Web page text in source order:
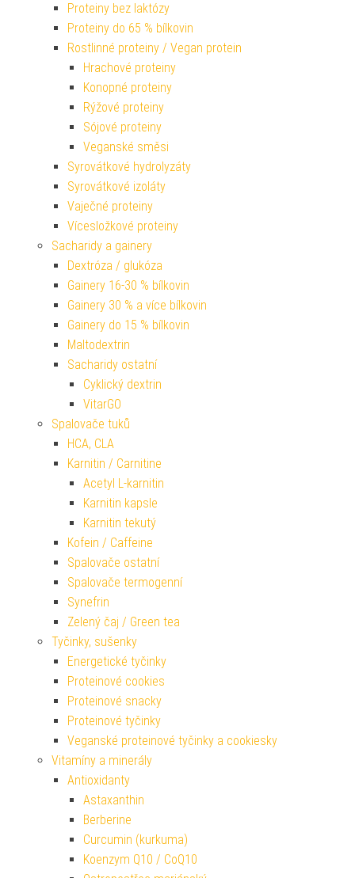
Proteiny bez laktózy
Proteiny do 65 % bílkovin
Rostlinné proteiny / Vegan protein
Hrachové proteiny
Konopné proteiny
Rýžové proteiny
Sójové proteiny
Veganské směsi
Syrovátkové hydrolyzáty
Syrovátkové izoláty
Vaječné proteiny
Vícesložkové proteiny
Sacharidy a gainery
Dextróza / glukóza
Gainery 16-30 % bílkovin
Gainery 30 % a více bílkovin
Gainery do 15 % bílkovin
Maltodextrin
Sacharidy ostatní
Cyklický dextrin
VitarGO
Spalovače tuků
HCA, CLA
Karnitin / Carnitine
Acetyl L-karnitin
Karnitin kapsle
Karnitin tekutý
Kofein / Caffeine
Spalovače ostatní
Spalovače termogenní
Synefrin
Zelený čaj / Green tea
Tyčinky, sušenky
Energetické tyčinky
Proteinové cookies
Proteinové snacky
Proteinové tyčinky
Veganské proteinové tyčinky a cookiesky
Vitamíny a minerály
Antioxidanty
Astaxanthin
Berberine
Curcumin (kurkuma)
Koenzym Q10 / CoQ10